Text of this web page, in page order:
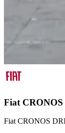
Fiat CRONOS
Fiat CRONOS